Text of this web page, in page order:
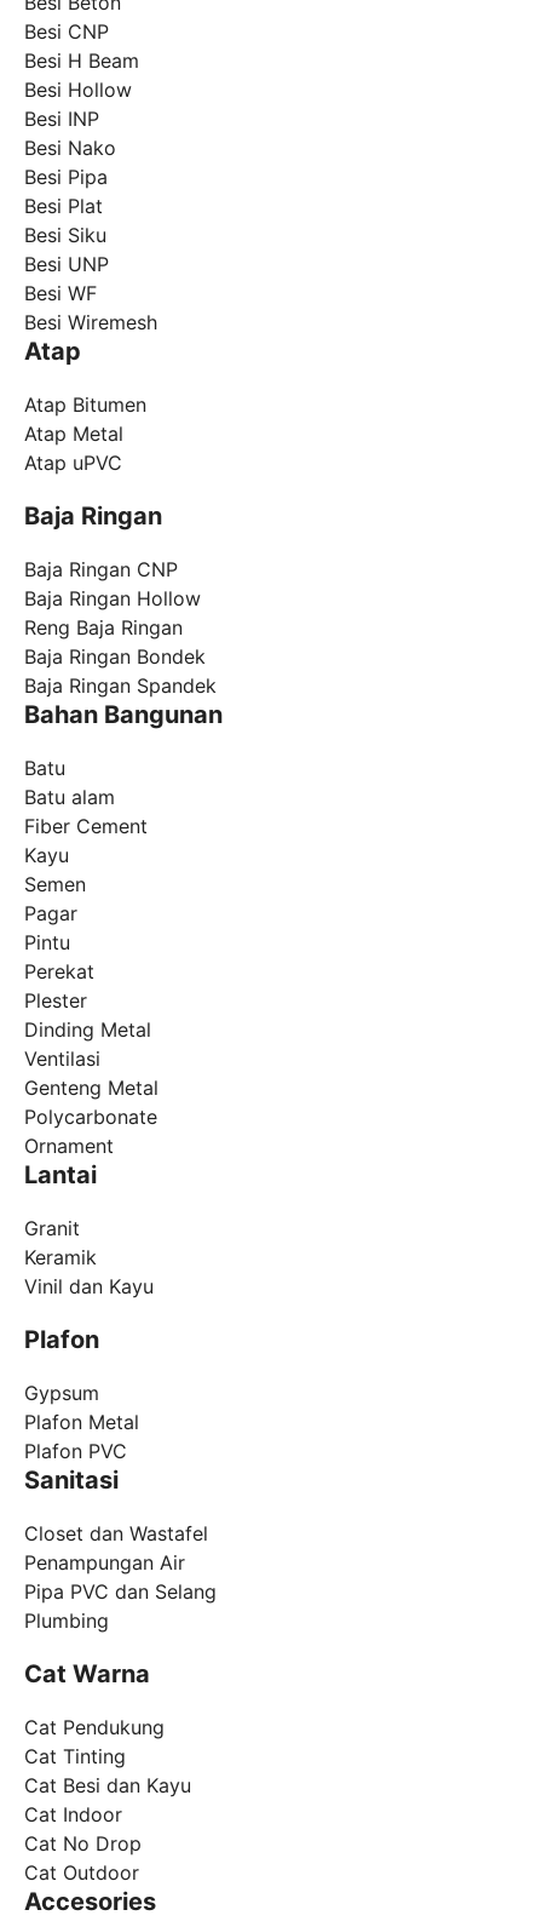
Besi CNP
Besi H Beam
Besi Hollow
Besi INP
Besi Nako
Besi Pipa
Besi Plat
Besi Siku
Besi UNP
Besi WF
Besi Wiremesh
Atap
Atap Bitumen
Atap Metal
Atap uPVC
Baja Ringan
Baja Ringan CNP
Baja Ringan Hollow
Reng Baja Ringan
Baja Ringan Bondek
Baja Ringan Spandek
Bahan Bangunan
Batu
Batu alam
Fiber Cement
Kayu
Semen
Pagar
Pintu
Perekat
Plester
Dinding Metal
Ventilasi
Genteng Metal
Polycarbonate
Ornament
Lantai
Granit
Keramik
Vinil dan Kayu
Plafon
Gypsum
Plafon Metal
Plafon PVC
Sanitasi
Closet dan Wastafel
Penampungan Air
Pipa PVC dan Selang
Plumbing
Cat Warna
Cat Pendukung
Cat Tinting
Cat Besi dan Kayu
Cat Indoor
Cat No Drop
Cat Outdoor
Accesories